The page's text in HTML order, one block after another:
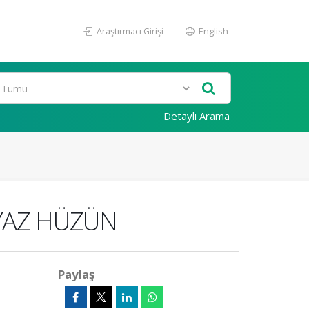
Araştırmacı Girişi English
Detaylı Arama
HÜZÜN
Paylaş